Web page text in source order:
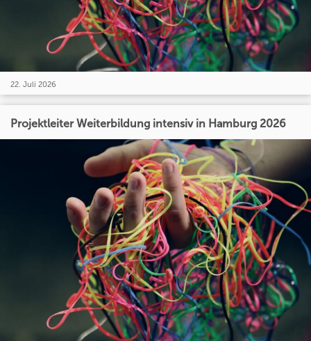
22. Juli 2026
Projektleiter Weiterbildung intensiv in Hamburg 2026